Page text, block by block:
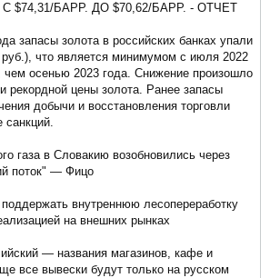
С $74,31/БАРР. ДО $70,62/БАРР. - ОТЧЕТ
запасы золота в российских банках упали
что является минимумом с июля 2022
осенью 2023 года. Снижение произошло
рекордной цены золота. Ранее запасы
добычи и восстановления торговли
санкций.
газа в Словакию возобновились через
поток" — Фицо
внутреннюю лесопереработку
на внешних рынках
— названия магазинов, кафе и
все вывески будут только на русском